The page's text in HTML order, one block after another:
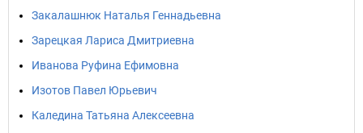
Закалашнюк Наталья Геннадьевна
Зарецкая Лариса Дмитриевна
Иванова Руфина Ефимовна
Изотов Павел Юрьевич
Каледина Татьяна Алексеевна